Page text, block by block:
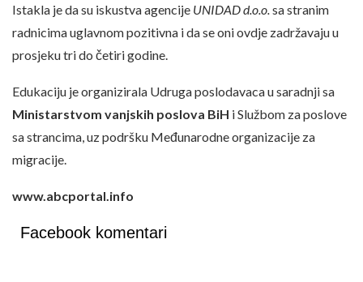
Istakla je da su iskustva agencije UNIDAD d.o.o. sa stranim
radnicima uglavnom pozitivna i da se oni ovdje zadržavaju u
prosjeku tri do četiri godine.
Edukaciju je organizirala Udruga poslodavaca u saradnji sa
Ministarstvom vanjskih poslova BiH i Službom za poslove
sa strancima, uz podršku Međunarodne organizacije za
migracije.
www.abcportal.info
Facebook komentari